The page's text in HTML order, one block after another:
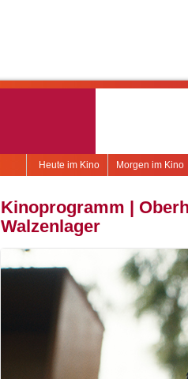
Morgen im Kino
Heute im Kino
Kinoprogramm |
Walzenlager